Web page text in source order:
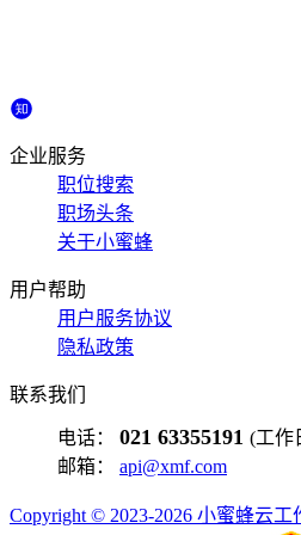
企业服务
职位搜索
职场头条
关于小蜜蜂
用户帮助
用户服务协议
隐私政策
联系我们
电话： 021 63355191 (工作
邮箱： api@xmf.com
Copyright © 2023-2026 小蜜蜂云工